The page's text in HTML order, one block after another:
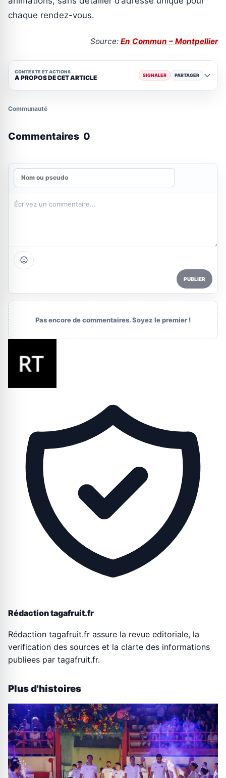
chaque rendez-vous.
Source: En Commun – Montpellier
CONTEXTE ET ACTIONS
A PROPOS DE CET ARTICLE SIGNALER PARTAGER
Communauté
Commentaires 0
PUBLIER
Pas encore de commentaires. Soyez le premier !
Rédaction tagafruit.fr
Rédaction tagafruit.fr assure la revue editoriale, la
verification des sources et la clarte des informations
publiees par tagafruit.fr.
Plus d'histoires